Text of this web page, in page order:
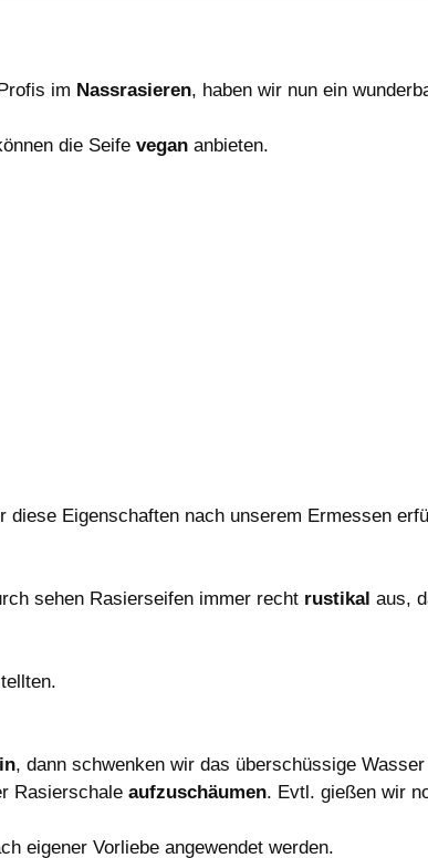
im Nassrasieren, haben wir nun ein
die Seife vegan anbieten.
diese Eigenschaften nach unserem Ermessen
sehen Rasierseifen immer recht rustikal aus,
, dann schwenken wir das überschüssige
Rasierschale aufzuschäumen. Evtl. gießen wir
eigener Vorliebe angewendet werden.